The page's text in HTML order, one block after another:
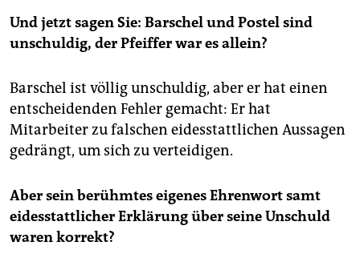
Und jetzt sagen Sie: Barschel und Postel sind
unschuldig, der Pfeiffer war es allein?
Barschel ist völlig unschuldig, aber er hat einen
entscheidenden Fehler gemacht: Er hat
Mitarbeiter zu falschen eidesstattlichen Aussagen
gedrängt, um sich zu verteidigen.
Aber sein berühmtes eigenes Ehrenwort samt
eidesstattlicher Erklärung über seine Unschuld
waren korrekt?